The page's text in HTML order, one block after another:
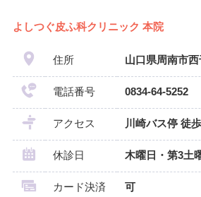
よしつぐ皮ふ科クリニック 本院
住所 山口県周南市
電話番号 0834-64-5252
アクセス 川崎バス停 徒
休診日 木曜日・第3土
カード決済 可